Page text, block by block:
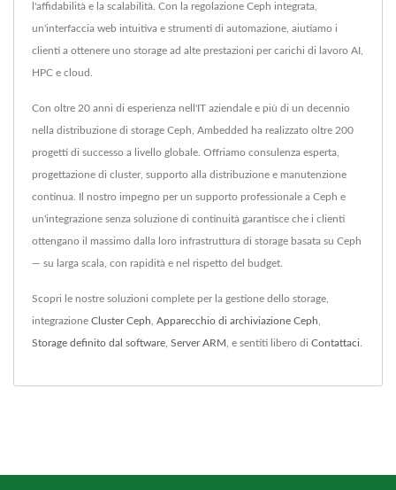
l'affidabilità e la scalabilità. Con la regolazione Ceph integrata,
un'interfaccia web intuitiva e strumenti di automazione, aiutiamo i
clienti a ottenere uno storage ad alte prestazioni per carichi di lavoro AI,
HPC e cloud.
Con oltre 20 anni di esperienza nell'IT aziendale e più di un decennio
nella distribuzione di storage Ceph, Ambedded ha realizzato oltre 200
progetti di successo a livello globale. Offriamo consulenza esperta,
progettazione di cluster, supporto alla distribuzione e manutenzione
continua. Il nostro impegno per un supporto professionale a Ceph e
un'integrazione senza soluzione di continuità garantisce che i clienti
ottengano il massimo dalla loro infrastruttura di storage basata su Ceph
— su larga scala, con rapidità e nel rispetto del budget.
Scopri le nostre soluzioni complete per la gestione dello storage,
integrazione Cluster Ceph Apparecchio di archiviazione Ceph
Storage definito dal software Server ARM , e sentiti libero di Contattaci